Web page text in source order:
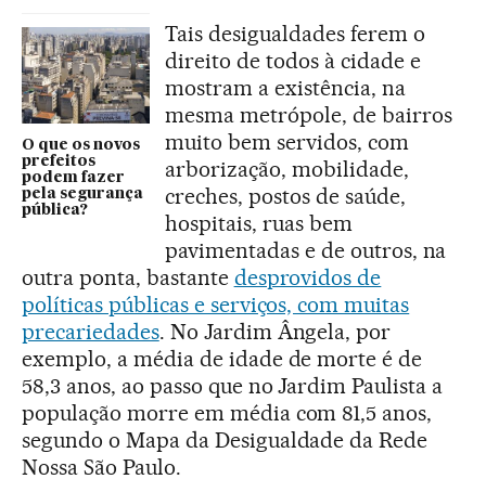
O que os novos
prefeitos
podem fazer
pela segurança
pública?
Tais desigualdades ferem o
direito de todos à cidade e
mostram a existência, na
mesma metrópole, de bairros
muito bem servidos, com
arborização, mobilidade,
creches, postos de saúde,
hospitais, ruas bem
pavimentadas e de outros, na
outra ponta, bastante desprovidos de
políticas públicas e serviços, com muitas
precariedades. No Jardim Ângela, por
exemplo, a média de idade de morte é de
58,3 anos, ao passo que no Jardim Paulista a
população morre em média com 81,5 anos,
segundo o Mapa da Desigualdade da Rede
Nossa São Paulo.